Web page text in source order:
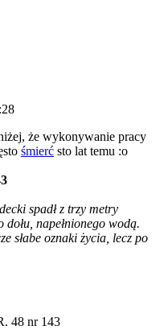
że wykonywanie pracy
śmierć sto lat temu :o
spadł z trzy metry
napełnionego wodą.
słabe oznaki życia, lecz po
48 nr 143